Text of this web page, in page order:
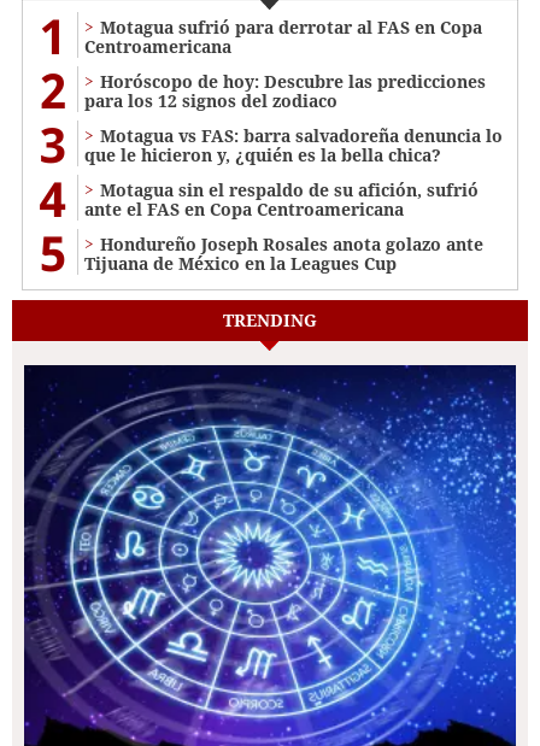
1
Motagua sufrió para derrotar al FAS en Copa
Centroamericana
2
Horóscopo de hoy: Descubre las predicciones
para los 12 signos del zodiaco
3
Motagua vs FAS: barra salvadoreña denuncia lo
que le hicieron y, ¿quién es la bella chica?
4
Motagua sin el respaldo de su afición, sufrió
ante el FAS en Copa Centroamericana
5
Hondureño Joseph Rosales anota golazo ante
Tijuana de México en la Leagues Cup
TRENDING